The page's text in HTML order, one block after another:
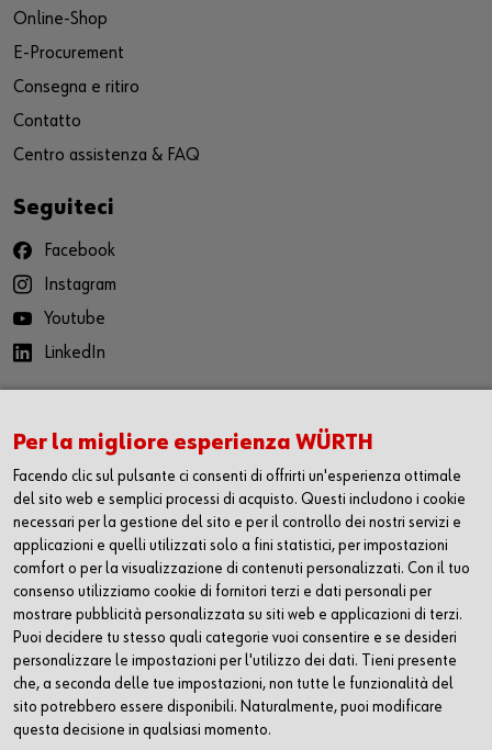
Online-Shop
E-Procurement
Consegna e ritiro
Contatto
Centro assistenza & FAQ
Seguiteci
Facebook
Instagram
Youtube
LinkedIn
per iOS
per Android
Contatti
Würth AG
Dornwydenweg 11
4144 Arlesheim
Svizzera
+41 61 705 91 11
info@wuerth-ag.ch
Per la migliore esperienza WÜRTH
Facendo clic sul pulsante ci consenti di offrirti un'esperienza ottimale
del sito web e semplici processi di acquisto. Questi includono i cookie
necessari per la gestione del sito e per il controllo dei nostri servizi e
applicazioni e quelli utilizzati solo a fini statistici, per impostazioni
comfort o per la visualizzazione di contenuti personalizzati. Con il tuo
consenso utilizziamo cookie di fornitori terzi e dati personali per
mostrare pubblicità personalizzata su siti web e applicazioni di terzi.
Puoi decidere tu stesso quali categorie vuoi consentire e se desideri
personalizzare le impostazioni per l'utilizzo dei dati. Tieni presente
che, a seconda delle tue impostazioni, non tutte le funzionalità del
sito potrebbero essere disponibili. Naturalmente, puoi modificare
questa decisione in qualsiasi momento.